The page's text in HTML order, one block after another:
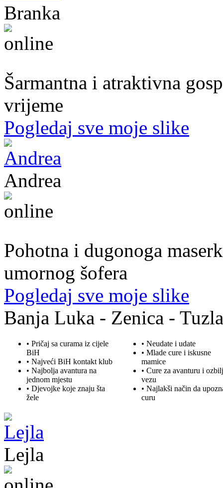
Branka
Šarmantna i atraktivna
vrijeme
Pogledaj sve moje slike
Andrea
Pohotna i dugonoga
umornog šofera
Pogledaj sve moje slike
Banja Luka - Zenica -
• Pričaj sa curama iz cijele
BiH
• Najveći BiH kontakt klub
• Najbolja avantura na
jednom mjestu
• Djevojke koje znaju šta
žele
• Neudate i udate
• Mlade cure i iskusne
mamice
• Cure za avanturu i
vezu
• Najlakši način da
curu
Lejla